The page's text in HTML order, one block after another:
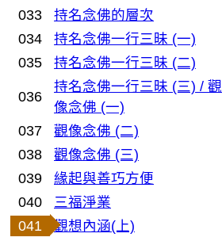
033
持名念佛的層次
034
持名念佛一行三昧 (一)
035
持名念佛一行三昧 (二)
036
持名念佛一行三昧 (三) / 觀
像念佛 (一)
037 觀像念佛 (二)
038
觀像念佛 (三)
039
緣起與善巧方便
040
三福淨業
041
觀想內涵(上)